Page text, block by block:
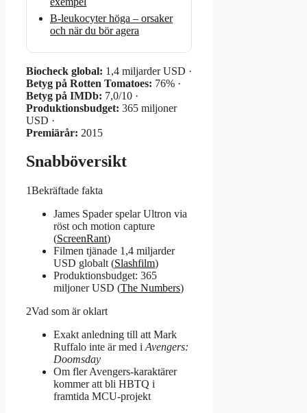
B-leukocyter höga – orsaker
och när du bör agera
Biocheck global: 1,4 miljarder USD ·
Betyg på Rotten Tomatoes: 76% ·
Betyg på IMDb: 7,0/10 ·
Produktionsbudget: 365 miljoner
USD ·
Premiärår: 2015
Snabböversikt
1Bekräftade fakta
James Spader spelar Ultron via
röst och motion capture
(ScreenRant)
Filmen tjänade 1,4 miljarder
USD globalt (Slashfilm)
Produktionsbudget: 365
miljoner USD (The Numbers)
2Vad som är oklart
Exakt anledning till att Mark
Ruffalo inte är med i Avengers:
Doomsday
Om fler Avengers-karaktärer
kommer att bli HBTQ i
framtida MCU-projekt